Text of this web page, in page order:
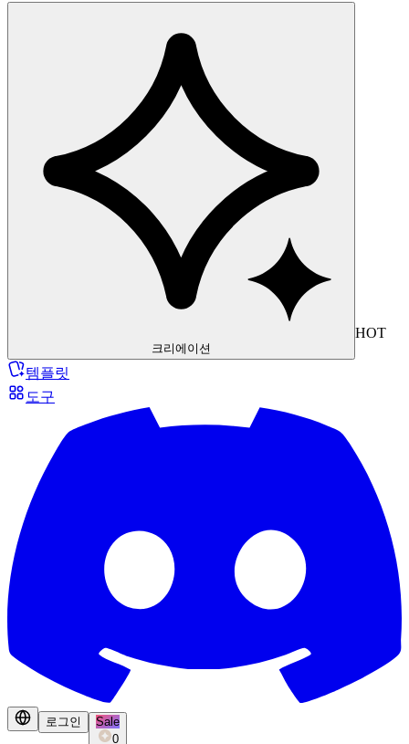
크리에이션
HOT
템플릿
도구
로그인
Sale
0